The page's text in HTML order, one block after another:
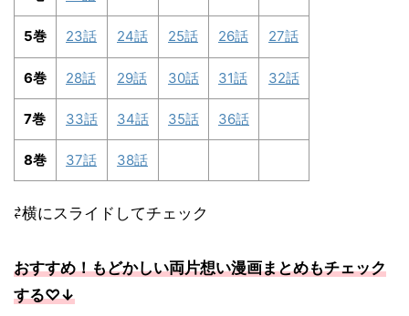
5巻 23話 24話 25話 26話 27話
6巻 28話 29話 30話 31話 32話
7巻 33話 34話 35話 36話
8巻 37話 38話
⇄横にスライドしてチェック
おすすめ！もどかしい両片想い漫画まとめもチェック
する♡↓